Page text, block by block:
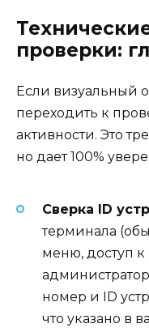
проверки:
Если визуальный
переходить к
активности. Это
но дает 100%
Сверка ID
терминала
меню, доступ к
номер и ID
что указано в